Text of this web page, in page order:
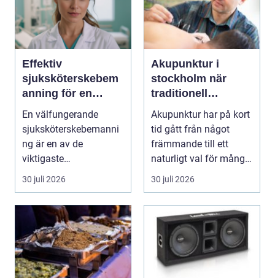
Effektiv
sjuksköterskebem
anning för en
tryggare vård
En välfungerande
sjuksköterskebemanni
ng är en av de
viktigaste
förutsättningarna för
en trygg och sä...
30 juli 2026
Akupunktur i
stockholm när
traditionell
kinesisk medicin
möter modern
vardag
Akupunktur har på kort
tid gått från något
främmande till ett
naturligt val för många
som söker lind...
30 juli 2026